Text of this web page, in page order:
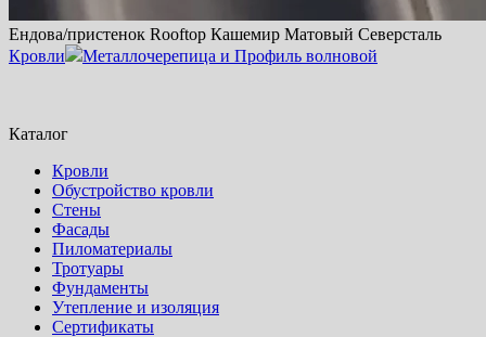
Ендова/пристенок Rooftop Кашемир Матовый Северсталь
Кровли
Металлочерепица и Профиль волновой
Каталог
Кровли
Обустройство кровли
Стены
Фасады
Пиломатериалы
Тротуары
Фундаменты
Утепление и изоляция
Сертификаты